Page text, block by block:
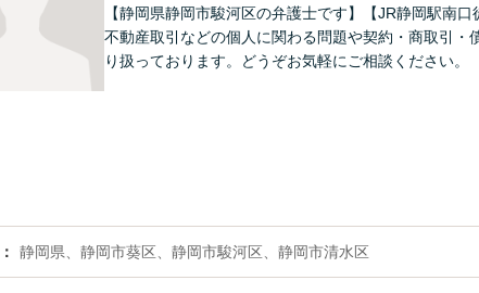
【静岡県静岡市駿河区の弁護士です】【JR静岡駅南
不動産取引などの個人に関わる問題や契約・商取引
り扱っております。どうぞお気軽にご相談ください。
静岡県、静岡市葵区、静岡市駿河区、静岡市清水区